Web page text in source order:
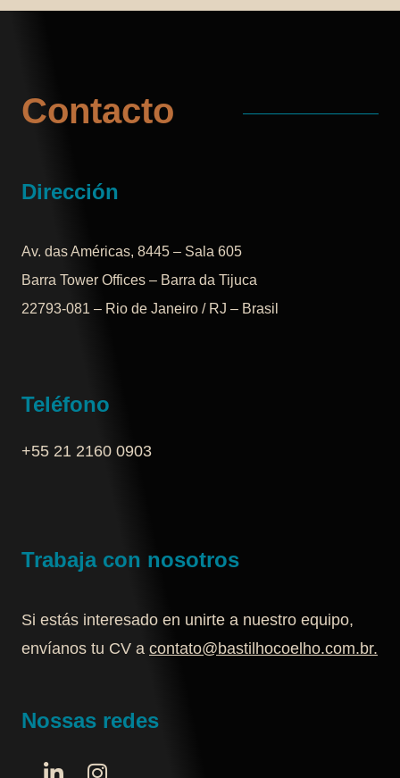
Contacto
Dirección
Av. das Américas, 8445 – Sala 605
Barra Tower Offices – Barra da Tijuca
22793-081 – Rio de Janeiro / RJ – Brasil
Teléfono
+55 21 2160 0903‬
Trabaja con nosotros
Si estás interesado en unirte a nuestro equipo,
envíanos tu CV a contato@bastilhocoelho.com.br.
Nossas redes